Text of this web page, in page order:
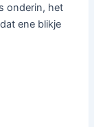
onderin, het
ene blikje